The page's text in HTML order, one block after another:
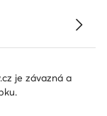
je závazná a